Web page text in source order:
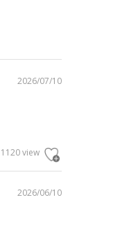
2026/07/10
1120 view
2026/06/10